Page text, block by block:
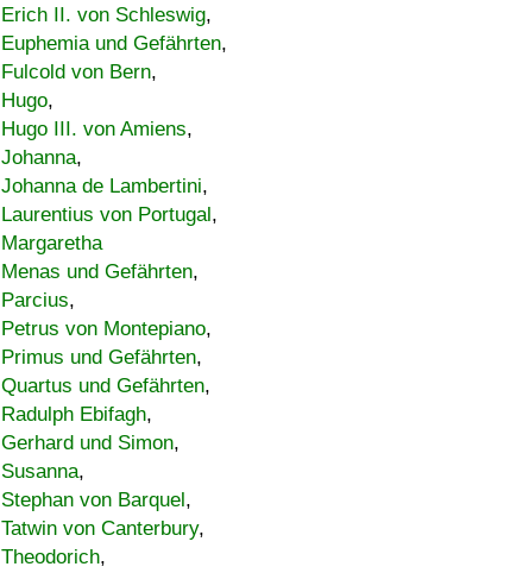
Erich II. von Schleswig,
Euphemia und Gefährten,
Fulcold von Bern,
Hugo,
Hugo III. von Amiens,
Johanna,
Johanna de Lambertini,
Laurentius von Portugal,
Margaretha
Menas und Gefährten,
Parcius,
Petrus von Montepiano,
Primus und Gefährten,
Quartus und Gefährten,
Radulph Ebifagh,
Gerhard und Simon,
Susanna,
Stephan von Barquel,
Tatwin von Canterbury,
Theodorich,